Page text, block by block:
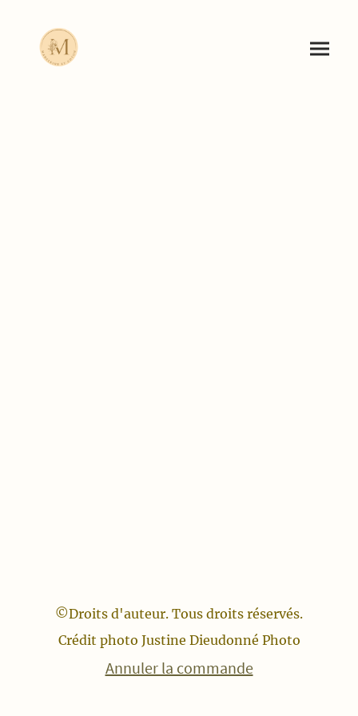
©Droits d'auteur. Tous droits réservés.
Crédit photo Justine Dieudonné Photo
Annuler la commande